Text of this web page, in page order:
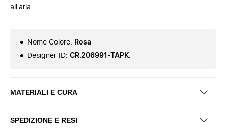
all'aria.
Nome Colore: Rosa
Designer ID: CR.206991-TAPK.
MATERIALI E CURA
SPEDIZIONE E RESI